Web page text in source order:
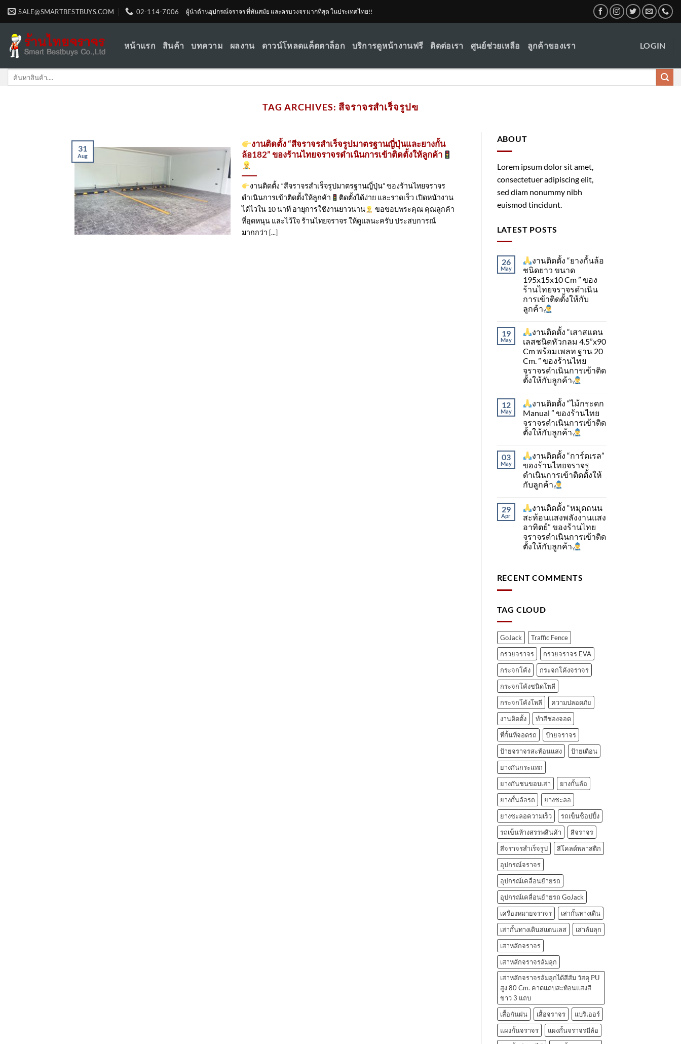
Skip
SALE@SMARTBESTBUYS.COM 02-114-7006 ผู้นำด้านอุปกรณ์จราจร ที่ทันสมัย และครบวงจร มากที่สุด ในประเทศไทย!!
หน้าแรก สินค้า บทความ ผลงาน ดาวน์โหลดแค็ตตาล็อก บริการดูหน้างานฟรี ติดต่อเรา ศูนย์ช่วยเหลือ ลูกค้าของเรา LOGIN
Search
TAG ARCHIVES: สีจราจรสำเร็จรูปฃ
งานติดตั้ง “สีจราจรสำเร็จรูปมาตรฐานญี่ปุ่นและยางกั้น
ล้อ182” ของร้านไทยจราจรดำเนินการเข้าติดตั้ง​ให้ลูกค้า
งานติดตั้ง “สีจราจรสำเร็จรูปมาตรฐานญี่ปุ่น” ของร้านไทยจราจร
ดำเนินการเข้าติดตั้ง​ให้ลูกค้า
ติดตั้งได้ง่าย และรวดเร็ว เปิดหน้างาน
ได้ไวใน 10 นาที อายุการใช้งานยาวนาน
ขอขอบพระคุณ คุณลูกค้า
ที่อุดหนุน และไว้ใจ ร้านไทยจราจร ให้ดูแลนะครับ ประสบการณ์
มากกว่า [...]
31
Aug
ABOUT
Lorem ipsum dolor sit amet,
consectetuer adipiscing elit,
sed diam nonummy nibh
euismod tincidunt.
LATEST POSTS
26
May
งานติดตั้ง “ยางกั้นล้อ
ชนิดยาว ขนาด
195x15x10 Cm ” ของ
ร้านไทยจราจรดำเนิน
การเข้าติดตั้ง​ให้กับ
ลูกค้า
19
May
งานติดตั้ง “เสาสแตน
เลสชนิดหัวกลม 4.5”x90
Cm พร้อมเพลท ฐาน 20
Cm. ” ของร้านไทย
จราจรดำเนินการเข้าติด
ตั้ง​ให้กับลูกค้า
12
May
งานติดตั้ง “ไม้กระดก
Manual ” ของร้านไทย
จราจรดำเนินการเข้าติด
ตั้ง​ให้กับลูกค้า
03
May
งานติดตั้ง “การ์ดเรล”
ของร้านไทยจราจร
ดำเนินการเข้าติดตั้ง​ให้
กับลูกค้า
29
Apr
งานติดตั้ง “หมุดถนน
สะท้อนแสงพลังงานแสง
อาทิตย์” ของร้านไทย
จราจรดำเนินการเข้าติด
ตั้ง​ให้กับลูกค้า
RECENT COMMENTS
TAG CLOUD
GoJack
Traffic Fence
กรวยจราจร
กรวยจราจร EVA
กระจกโค้ง
กระจกโค้งจราจร
กระจกโค้งชนิดโพลี
กระจกโค้งโพลี
ความปลอดภัย
งานติดตั้ง
ทำสีช่องจอด
ที่กั้นที่จอดรถ
ป้ายจราจร
ป้ายจราจรสะท้อนแสง
ป้ายเตือน
ยางกันกระแทก
ยางกันชนขอบเสา
ยางกั้นล้อ
ยางกั้นล้อรถ
ยางชะลอ
ยางชะลอความเร็ว
รถเข็นช็อปปิ้ง
รถเข็นห้างสรรพสินค้า
สีจราจร
สีจราจรสำเร็จรูป
สีโคลด์พลาสติก
อุปกรณ์จราจร
อุปกรณ์เคลื่อนย้ายรถ
อุปกรณ์เคลื่อนย้ายรถ GoJack
เครื่องหมายจราจร
เสากั้นทางเดิน
เสากั้นทางเดินสแตนเลส
เสาล้มลุก
เสาหลักจราจร
เสาหลักจราจรล้มลุก
เสาหลักจราจรล้มลุกได้สีส้ม วัสดุ PU
สูง 80 Cm. คาดแถบสะท้อนแสงสี
ขาว 3 แถบ
เสื้อกันฝน
เสื้อจราจร
แบริเออร์
แผงกั้นจราจร
แผงกั้นจราจรมีล้อ